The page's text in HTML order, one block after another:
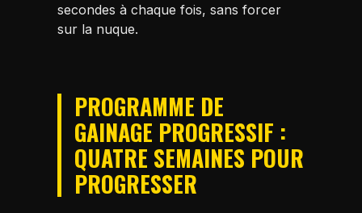
secondes à chaque fois, sans forcer
sur la nuque.
PROGRAMME DE
GAINAGE PROGRESSIF :
QUATRE SEMAINES POUR
PROGRESSER